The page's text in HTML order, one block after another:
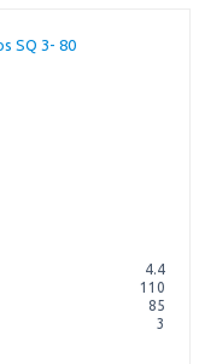
4.4
110
85
3